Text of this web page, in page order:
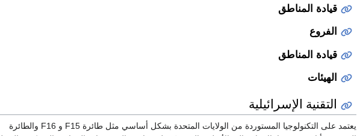
قيادة المناطق
الفروع
قيادة المناطق
الهيئات
التقنية الإسرائيلية
يعتمد على التكنولوجيا المستوردة من الولايات المتحدة بشكل أساسي مثل طائرة F15 و F16 والطائرة